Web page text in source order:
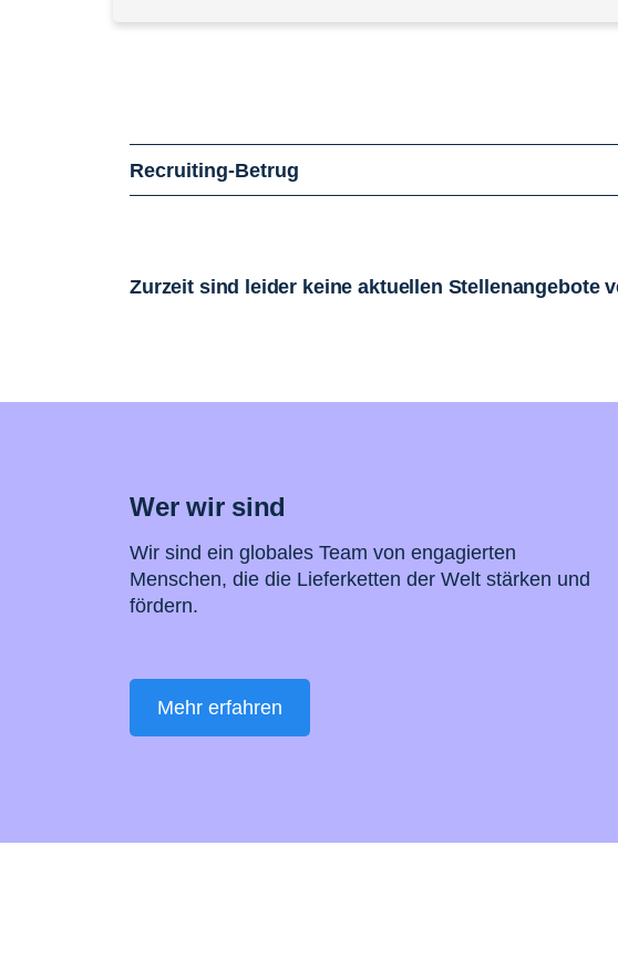
Recruiting-Betrug
Zurzeit sind leider keine aktuellen Stellenangebote
Wer wir sind
Wir sind ein globales Team von engagierten
Menschen, die die Lieferketten der Welt stärken und
fördern.
Mehr erfahren